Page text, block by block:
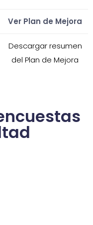
Ver Plan de Mejora
Descargar resumen
del Plan de Mejora